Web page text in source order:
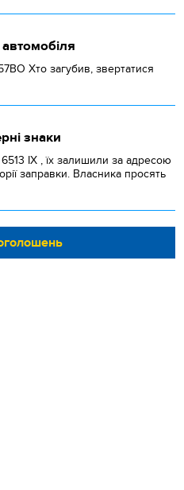
Хто загубив, звертатися
знаки
IX , їх залишили за адресою
заправки. Власника просять